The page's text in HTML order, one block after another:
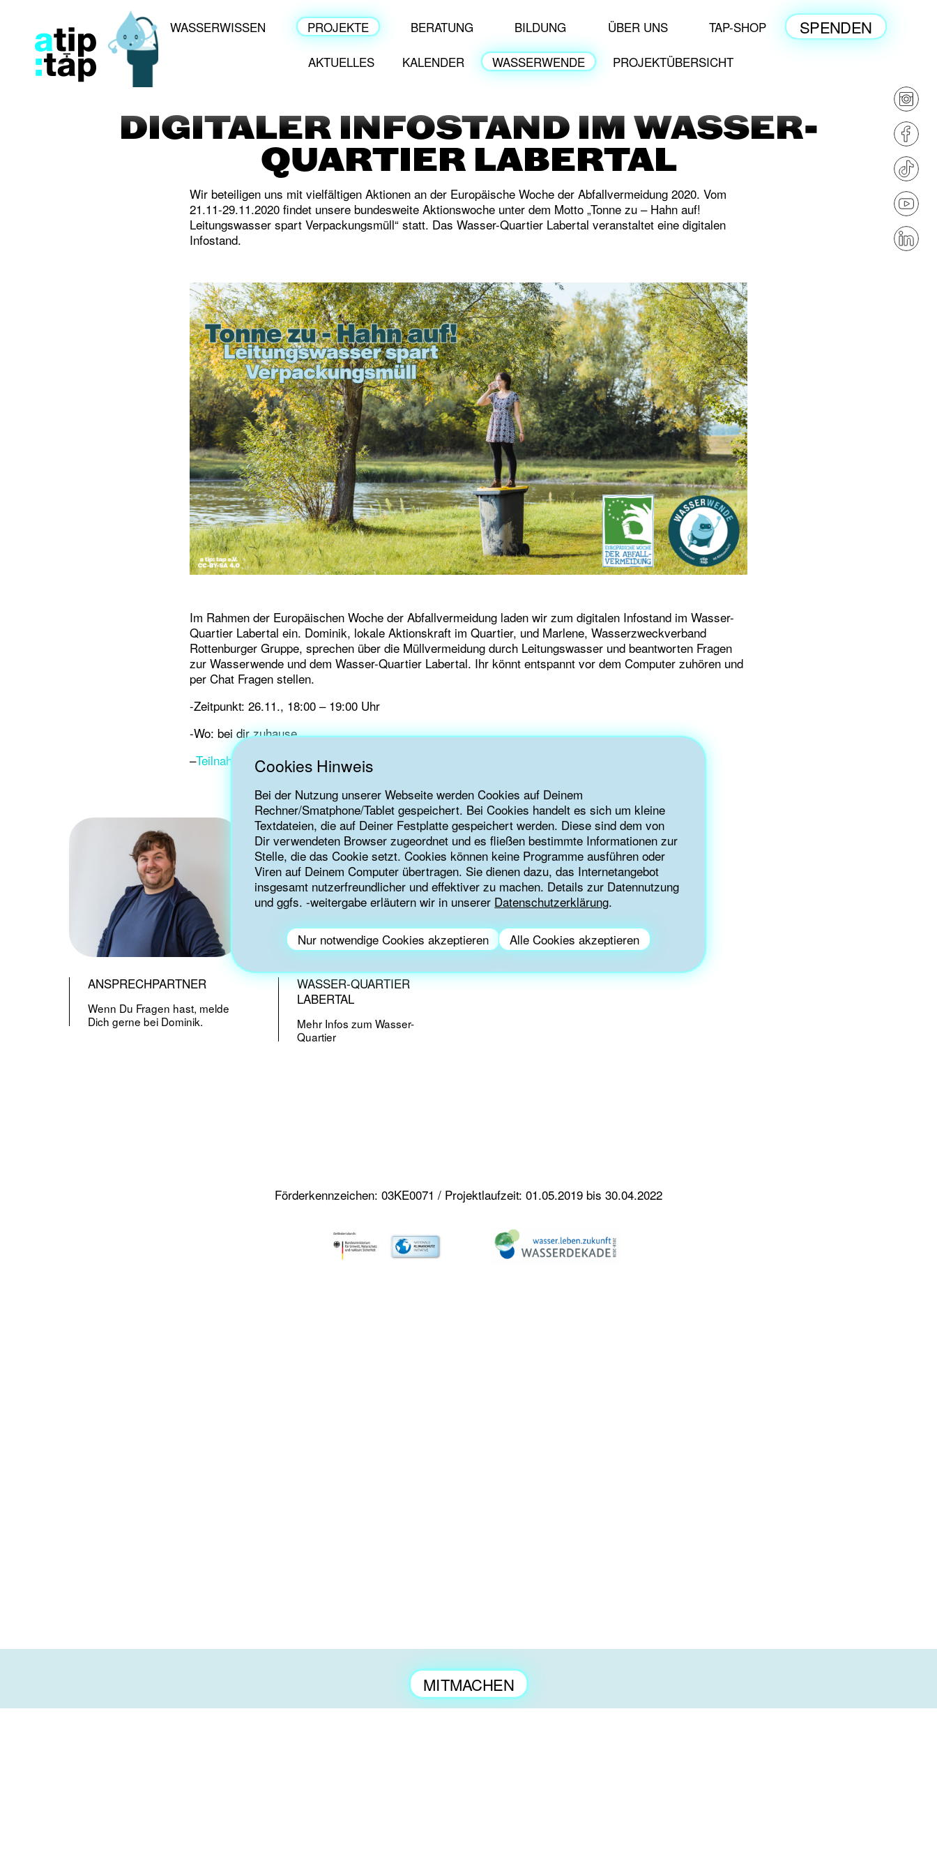
Cookies Hinweis
Bei der Nutzung unserer Webseite werden Cookies auf Deinem
Rechner/Smatphone/Tablet gespeichert. Bei Cookies handelt es sich um kleine
Textdateien, die auf Deiner Festplatte gespeichert werden. Diese sind dem von
Dir verwendeten Browser zugeordnet und es fließen bestimmte Informationen zur
Stelle, die das Cookie setzt. Cookies können keine Programme ausführen oder
Viren auf Deinem Computer übertragen. Sie dienen dazu, das Internetangebot
insgesamt nutzerfreundlicher und effektiver zu machen. Details zur Datennutzung
und ggfs. -weitergabe erläutern wir in unserer Datenschutzerklärung.
Nur notwendige Cookies akzeptieren Alle Cookies akzeptieren
WASSERWISSEN
PROJEKTE
AKTUELLES
KALENDER WASSERWENDE PROJEKTÜBERSICHT
BERATUNG BILDUNG ÜBER UNS TAP-SHOP SPENDEN
MITMACHEN
ENGAGEMENT
SPENDE MITGLIEDSCHAFT
DIGITALER INFOSTAND IM WASSER-
QUARTIER LABERTAL
Wir beteiligen uns mit vielfältigen Aktionen an der Europäische Woche der Abfallvermeidung 2020. Vom
21.11-29.11.2020 findet unsere bundesweite Aktionswoche unter dem Motto „Tonne zu – Hahn auf!
Leitungswasser spart Verpackungsmüll“ statt. Das Wasser-Quartier Labertal veranstaltet eine digitalen
Infostand.
Im Rahmen der Europäischen Woche der Abfallvermeidung laden wir zum digitalen Infostand im Wasser-
Quartier Labertal ein. Dominik, lokale Aktionskraft im Quartier, und Marlene, Wasserzweckverband
Rottenburger Gruppe, sprechen über die Müllvermeidung durch Leitungswasser und beantworten Fragen
zur Wasserwende und dem Wasser-Quartier Labertal. Ihr könnt entspannt vor dem Computer zuhören und
per Chat Fragen stellen.
-Zeitpunkt: 26.11., 18:00 – 19:00 Uhr
-Wo: bei dir zuhause
–Teilnahmelink
ANSPRECHPARTNER
Wenn Du Fragen hast, melde
Dich gerne bei Dominik.
WASSER-QUARTIER
LABERTAL
Mehr Infos zum Wasser-
Quartier
Förderkennzeichen: 03KE0071 / Projektlaufzeit: 01.05.2019 bis 30.04.2022